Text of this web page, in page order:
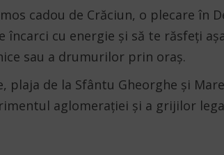
cadou de Crăciun, o plecare în
încarci cu energie și să te răsfeți
sau a drumurilor prin oraș.
plaja de la Sfântu Gheorghe și
aglomerației și a grijilor